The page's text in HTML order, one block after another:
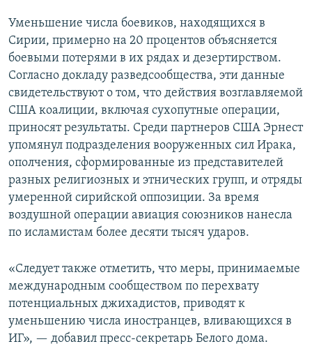
Уменьшение числа боевиков, находящихся в
Сирии, примерно на 20 процентов объясняется
боевыми потерями в их рядах и дезертирством.
Согласно докладу разведсообщества, эти данные
свидетельствуют о том, что действия возглавляемой
США коалиции, включая сухопутные операции,
приносят результаты. Среди партнеров США Эрнест
упомянул подразделения вооруженных сил Ирака,
ополчения, сформированные из представителей
разных религиозных и этнических групп, и отряды
умеренной сирийской оппозиции. За время
воздушной операции авиация союзников нанесла
по исламистам более десяти тысяч ударов.
«Следует также отметить, что меры, принимаемые
международным сообществом по перехвату
потенциальных джихадистов, приводят к
уменьшению числа иностранцев, вливающихся в
ИГ», — добавил пресс-секретарь Белого дома.